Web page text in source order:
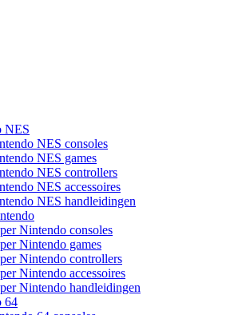
NES
NES consoles
NES games
NES controllers
NES accessoires
NES handleidingen
Nintendo consoles
Nintendo games
Nintendo controllers
Nintendo accessoires
Nintendo handleidingen
64